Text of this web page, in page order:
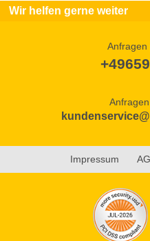
Wir helfen gerne weiter
Anfragen
Impressum